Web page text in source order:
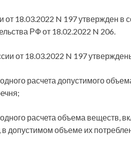
18.03.2022 N 197 утвержден в
РФ от 18.02.2022 N 206.
от 18.03.2022 N 197
расчета допустимого
расчета объема веществ,
допустимом объеме их